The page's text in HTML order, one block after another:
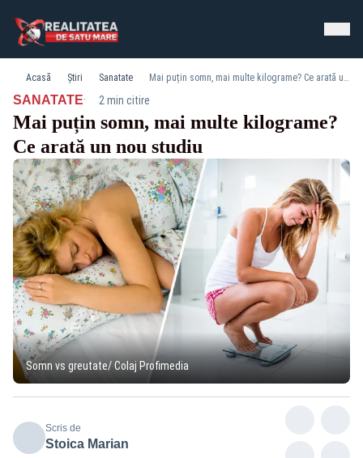
Acasă Știri Sanatate Mai puțin somn, mai multe kilograme? Ce arată un nou studiu
SANATATE· 2 min citire
Mai puțin somn, mai multe kilograme?
Ce arată un nou studiu
Somn vs greutate/ Colaj Profimedia
Scris de
Stoica Marian